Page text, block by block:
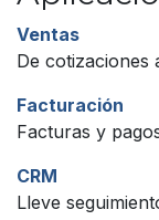
Ventas
De cotizaciones
Facturación
Facturas y
CRM
Lleve